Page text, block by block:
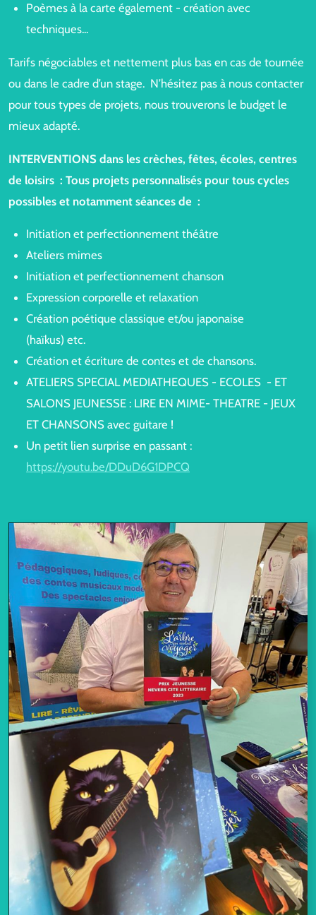
Poèmes à la carte également - création avec
techniques...
Tarifs négociables et nettement plus bas en cas de tournée
ou dans le cadre d’un stage. N’hésitez pas à nous contacter
pour tous types de projets, nous trouverons le budget le
mieux adapté.
INTERVENTIONS dans les crèches, fêtes, écoles, centres
de loisirs : Tous projets personnalisés pour tous cycles
possibles et notamment séances de :
Initiation et perfectionnement théâtre
Ateliers mimes
Initiation et perfectionnement chanson
Expression corporelle et relaxation
Création poétique classique et/ou japonaise
(haïkus) etc.
Création et écriture de contes et de chansons.
ATELIERS SPECIAL MEDIATHEQUES - ECOLES - ET
SALONS JEUNESSE : LIRE EN MIME- THEATRE - JEUX
ET CHANSONS avec guitare !
Un petit lien surprise en passant :
https://youtu.be/DDuD6G1DPCQ